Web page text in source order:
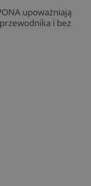
upoważniają
i bez